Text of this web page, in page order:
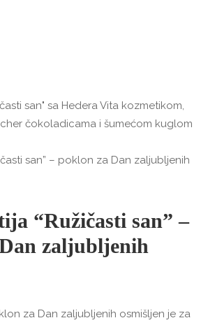
“Ružičasti san” –
zaljubljenih
za Dan zaljubljenih osmišljen je za